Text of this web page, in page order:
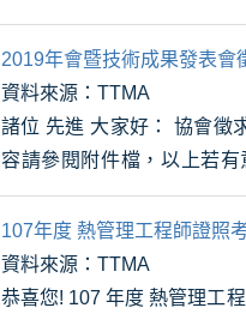
108/2/1(五)截止日前完...
2019年會暨技術成果發表會
資料來源：TTMA
諸位 先進 大家好： 協會徵求2019年會暨技術成果發表會參展廠家及講義刊登廣告意願，詳細內
容請參閱附件檔，以上若
處，謝謝! ※1,2,3,5,7,8,9號...
107年度 熱管理工程師證照
資料來源：TTMA
恭喜您! 107 年度 熱管理工程師證照考試-合格名單 姓